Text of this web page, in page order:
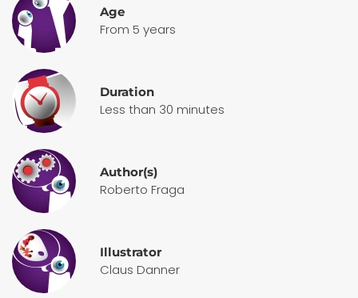
Age
From 5 years
Duration
Less than 30 minutes
Author(s)
Roberto Fraga
Illustrator
Claus Danner